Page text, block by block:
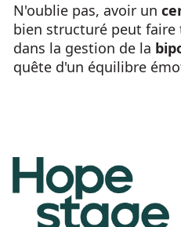
N'oublie pas, avoir un
bien structuré peut
dans la gestion de la
quête d'un équilibre